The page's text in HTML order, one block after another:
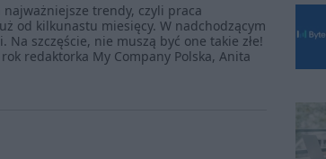
najważniejsze trendy, czyli praca
od kilkunastu miesięcy. W nadchodzącym
szczęście, nie muszą być one takie złe!
redaktorka My Company Polska, Anita